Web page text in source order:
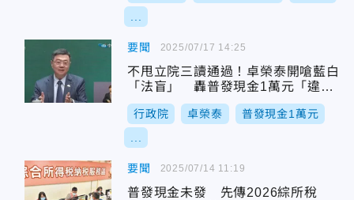
要聞
不甩立院三讀通過！卓榮泰開嗆藍白
「法盲」 轟普發現金1萬元「違
憲」
行政院 卓榮泰 普發現金1萬元
2025/07/17 14:25
要聞
普發現金未發 先傳2026綜所稅
2025/07/14 11:19